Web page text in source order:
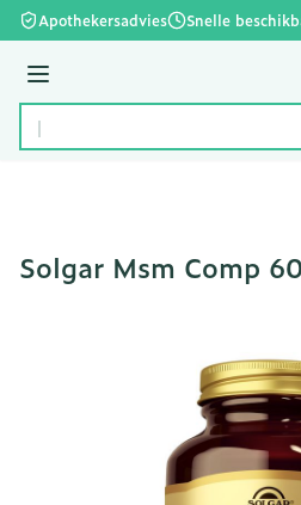
Ga naar de inhoud
Apothekersadvies Snelle
Menu
Product, merk, categorie...
Solgar Msm Comp